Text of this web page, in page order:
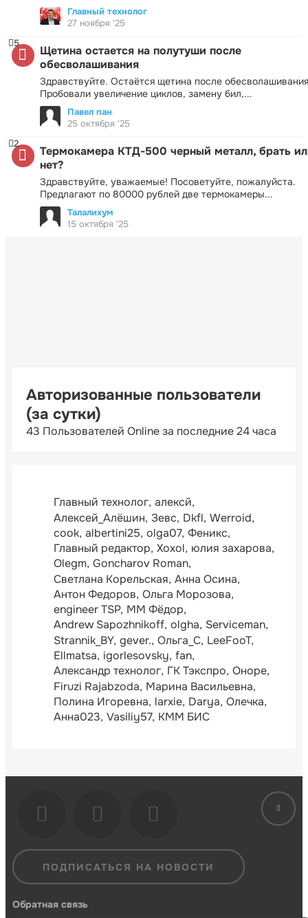
Главный технолог
27 ноября '25
Щетина остается на полутуши после
обесволашивания
Здравствуйте. Остаётся щетина после
Пробовали увеличение циклов, замену бил,...
5
Павел пан
25 октября '25
Термокамера КТД-500 черный металл, брать
нет?
Здравствуйте, уважаемые! Посоветуйте, пожалуйста.
Предлагают по 80000 рублей две термокамеры...
2
Талалихум
15 октября '25
Авторизованные пользователи
(за сутки)
43 Пользователей Online за последние 24 часа
Главный технолог алексй
Алексей_Алёшин Зевс Dkfl Werroid
cook albertini25 olga07 Феникс
Главный редактор Xoxol юлия захарова
Olegm Goncharov Roman
Светлана Корельская Анна Осина
Антон Федоров Ольга Морозова
engineer TSP ММ Фёдор
Andrew Sapozhnikoff olgha Serviceman
Strannik_BY gever. Ольга_С LeeFooT
Ellmatsa igorlesovsky fan
Александр технолог ГК Тэкспро Оноре
Firuzi Rajabzoda Марина Васильевна
Полина Игоревна larxie Darya Олечка
Анна023 Vasiliy57 КММ БИС
ПОДПИСАТЬСЯ НА НОВОСТИ
Обратная связь